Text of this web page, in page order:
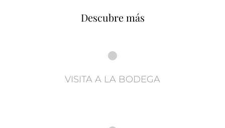
Descubre más
VISITA A LA BODEGA